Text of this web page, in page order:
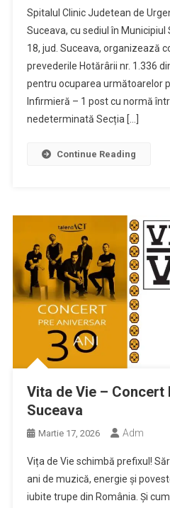
Spitalul Clinic Judetean de
Suceava, cu sediul în Municipiul
18, jud. Suceava, organizează
prevederile Hotărârii nr. 1.336
pentru ocuparea
Infirmieră – 1 post cu normă
nedeterminată Secția […]
Continue Reading
Vita de Vie – Concert
Suceava
Martie 17, 2026 Adm
Vița de Vie schimbă prefixul!
ani de muzică, energie și
iubite trupe din România. Și